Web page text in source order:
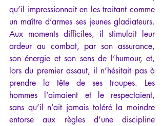
qu’il impressionnait en les traitant comme
un maître d’armes ses jeunes gladiateurs.
Aux moments difficiles, il stimulait leur
ardeur au combat, par son assurance,
son énergie et son sens de l’humour, et,
lors du premier assaut, il n’hésitait pas à
prendre la tête de ses troupes. Les
hommes l’aimaient et le respectaient,
sans qu’il n’ait jamais toléré la moindre
entorse aux règles d’une discipline